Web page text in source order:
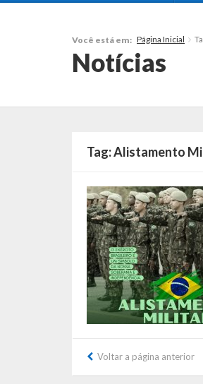
Você está em: Página Inicial
Notícias
Tag:Alistamento
Voltar a página anterior